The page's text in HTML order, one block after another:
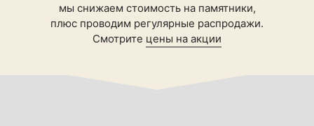
мы снижаем стоимость на памятники,
плюс проводим регулярные распродажи.
Смотрите цены на акции